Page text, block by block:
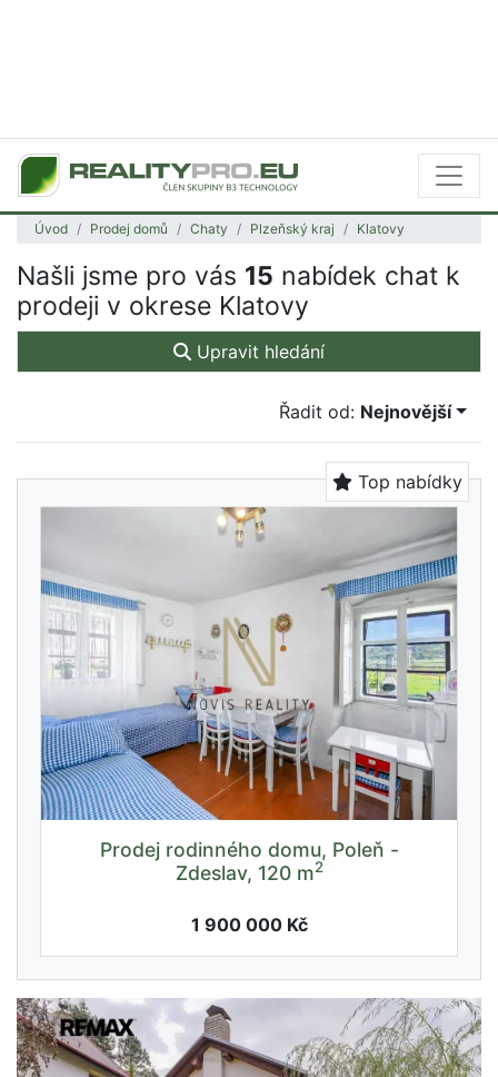
Úvod Prodej domů Chaty Plzeňský kraj Klatovy
Našli jsme pro vás 15 nabídek chat k
prodeji v okrese Klatovy
Upravit hledání
Řadit od: Nejnovější
Top nabídky
Prodej rodinného domu, Poleň -
Zdeslav, 120 m2
1 900 000 Kč